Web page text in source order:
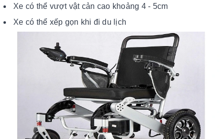
Xe có thể vượt vật cản cao khoảng 4 - 5cm
Xe có thể xếp gọn khi đi du lịch